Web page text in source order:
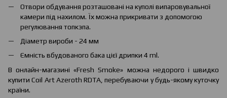
Отвори обдування розташовані на куполі випаровувальної
камери під нахилом. Їх можна прикривати з допомогою
регулювання топкэпа.
Діаметр вироби - 24 мм
Ємність вбудованого бака цієї дрипки 4 ml.
В онлайн-магазині «Fresh Smoke» можна недорого і швидко
купити Coil Art Azeroth RDTA, перебуваючи у будь-якому куточку
країни.